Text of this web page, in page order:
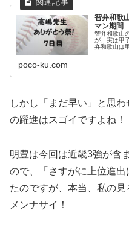
智弁和歌
マン期間
智弁和歌山
が、実は甲
弁和歌山は
poco-ku.com
しかし「まだ早い」と思
の躍進はスゴイですよね！
明豊は今回は近畿3強が含
ので、「さすがに上位進
たのですが、本当、私の
メンナサイ！